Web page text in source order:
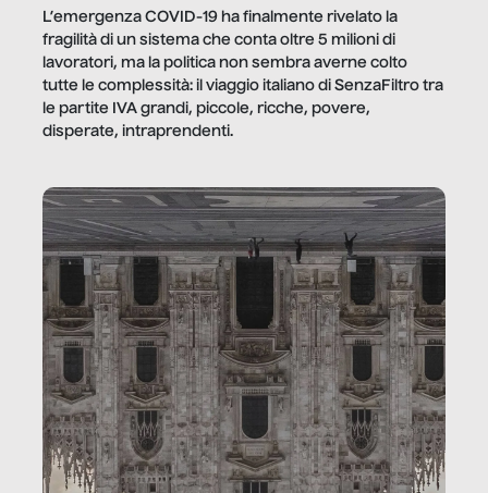
L’emergenza COVID-19 ha finalmente rivelato la
fragilità di un sistema che conta oltre 5 milioni di
lavoratori, ma la politica non sembra averne colto
tutte le complessità: il viaggio italiano di SenzaFiltro tra
le partite IVA grandi, piccole, ricche, povere,
disperate, intraprendenti.